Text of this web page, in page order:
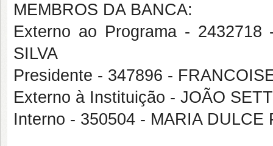
MEMBROS DA BANCA:
Externo ao Programa - 2432718
SILVA
Presidente - 347896 -
Externo à Instituição - JOÃO
Interno - 350504 - MARIA